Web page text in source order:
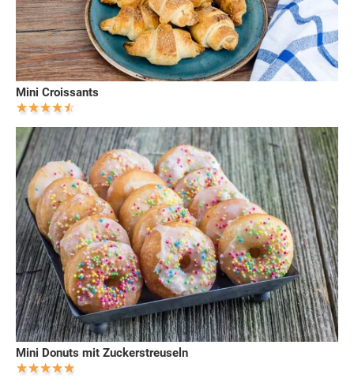
Mini Croissants
Mini Donuts mit Zuckerstreuseln